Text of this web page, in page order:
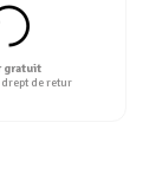
gratuit
drept de retur